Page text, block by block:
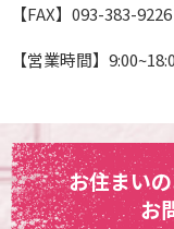
【FAX】093-383-9226
【営業時間】
お住まい
お